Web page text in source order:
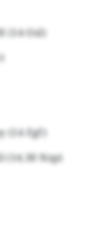
(14 Osl)
Fgf)
(14.30 Nzp)